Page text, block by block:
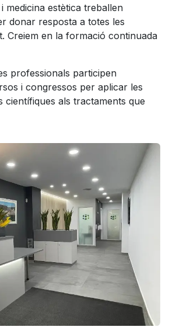
medicina estètica treballen
donar resposta a totes les
Creiem en la formació continuada
professionals participen
i congressos per aplicar les
científiques als tractaments que